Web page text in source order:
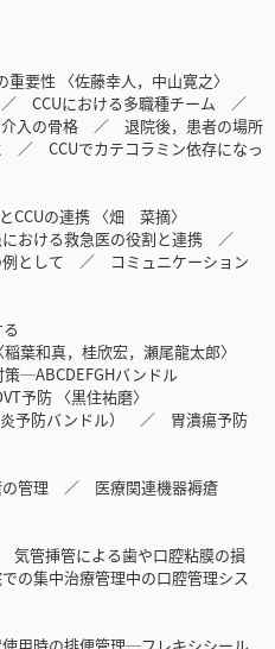
要性 〈佐藤幸人，中山寛之〉
CCUにおける多職種チーム ／
入の骨格 ／ 退院後，患者の場所
／ CCUでカテコラミン依存になっ
の連携 〈畑 菜摘〉
おける救急医の役割と連携 ／
例として ／ コミュニケーション
葉和真，桂欣宏，瀬尾龍太郎〉
─ABCDEFGHバンドル
予防 〈黒住祐磨〉
炎予防バンドル） ／ 胃潰瘍予防
管理 ／ 医療関連機器褥瘡
管挿管による歯や口腔粘膜の損
集中治療管理中の口腔管理シス